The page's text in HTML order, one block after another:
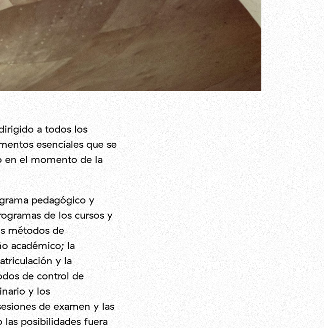
a todos los
esenciales que se
en el momento de la
pedagógico y
de los cursos y
métodos de
académico; la
y la
de control de
y los
de examen y las
las posibilidades fuera